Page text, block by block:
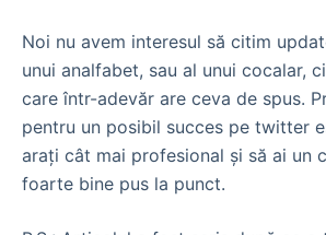
Noi nu avem interesul să citim
unui analfabet, sau al unui cocalar,
care într-adevăr are ceva de spus.
pentru un posibil succes pe twitter
araţi cât mai profesional şi să ai un
foarte bine pus la punct.